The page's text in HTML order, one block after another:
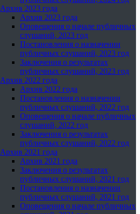
Архив 2023 года
Архив 2023 года
Оповещения о начале публичных
слушаний, 2023 год
Постановления о назначении
публичных слушаний, 2023 год
Заключения о результатах
публичных слушаний, 2023 год
Архив 2022 года
Архив 2022 года
Постановления о назначении
публичных слушаний, 2022 год
Оповещения о начале публичных
слушаний, 2022 год
Заключения о результатах
публичных слушаний, 2022 год
Архив 2021 года
Архив 2021 года
Заключения о результатах
публичных слушаний, 2021 год
Постановления о назначении
публичных слушаний, 2021 год
Оповещения о начале публичных